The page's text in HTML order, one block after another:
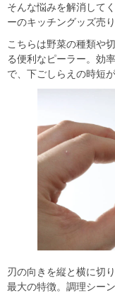
そんな悩みを解消して
ーのキッチングッズ売
こちらは野菜の種類や
る便利なピーラー。効
で、下ごしらえの時短が
刃の向きを縦と横に切
最大の特徴。調理シー